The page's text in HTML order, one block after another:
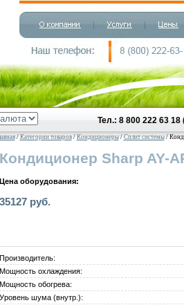
Тел.: 8 800 222 63
/ Категории товаров/ Кондиционеры/ Сплит системы/
Кондиционер Sharp AY-
Цена оборудования:
35127 руб.
Производитель:
Мощность охлаждения:
Мощность обогрева:
Уровень шума (внутр.):